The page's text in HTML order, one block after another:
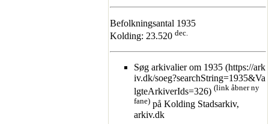
Befolkningsantal 1935
Kolding: 23.520 dec.
Søg arkivalier om 1935
(link åbner ny
fane) på Kolding Stadsarkiv,
arkiv.dk